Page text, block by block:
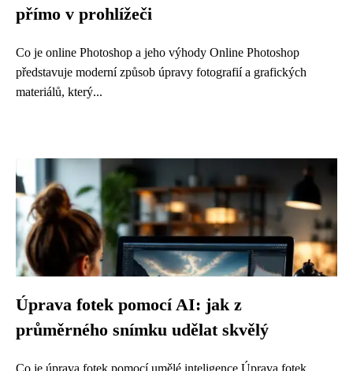
přímo v prohlížeči
Co je online Photoshop a jeho výhody Online Photoshop
představuje moderní způsob úpravy fotografií a grafických
materiálů, který...
Úprava fotek pomocí AI: jak z
průměrného snímku udělat skvělý
Co je úprava fotek pomocí umělé inteligence Úprava fotek